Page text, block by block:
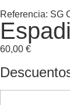
Referencia: SG
60,00 €